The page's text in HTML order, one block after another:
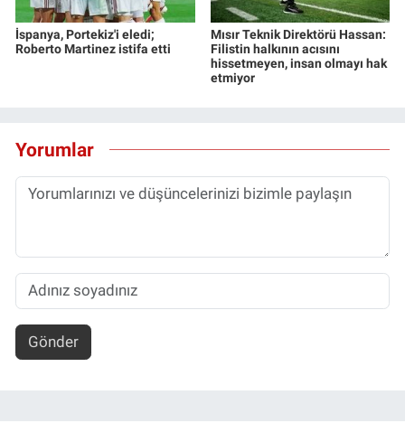
İspanya, Portekiz'i eledi;
Roberto Martinez istifa etti
Mısır Teknik Direktörü Hassan:
Filistin halkının acısını
hissetmeyen, insan olmayı hak
etmiyor
Yorumlar
Gönder